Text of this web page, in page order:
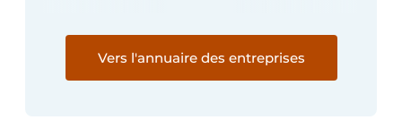
Vers l'annuaire des entreprises